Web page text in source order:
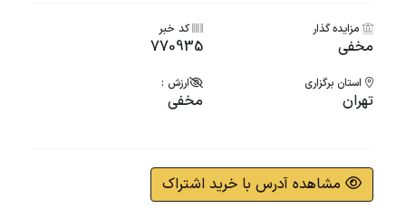
مزایده گذار
مخفی
کد خبر
770935
استان برگزاری
تهران
ارزش :
مخفی
مشاهده آدرس با خرید اشتراک